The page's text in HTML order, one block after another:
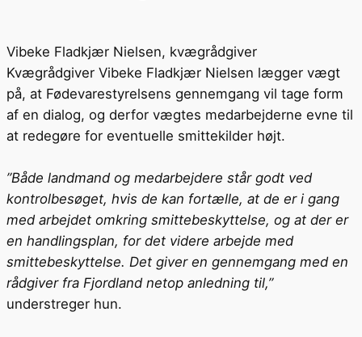
Vibeke Fladkjær Nielsen, kvægrådgiver
Kvægrådgiver Vibeke Fladkjær Nielsen lægger vægt
på, at Fødevarestyrelsens gennemgang vil tage form
af en dialog, og derfor vægtes medarbejderne evne til
at redegøre for eventuelle smittekilder højt.
”Både landmand og medarbejdere står godt ved
kontrolbesøget, hvis de kan fortælle, at de er i gang
med arbejdet omkring smittebeskyttelse, og at der er
en handlingsplan, for det videre arbejde med
smittebeskyttelse. Det giver en gennemgang med en
rådgiver fra Fjordland netop anledning til,”
understreger hun.